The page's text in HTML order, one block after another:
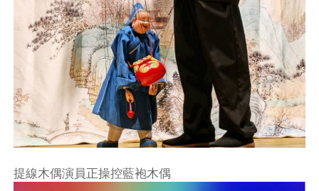
提線木偶演員正操控藍袍木偶